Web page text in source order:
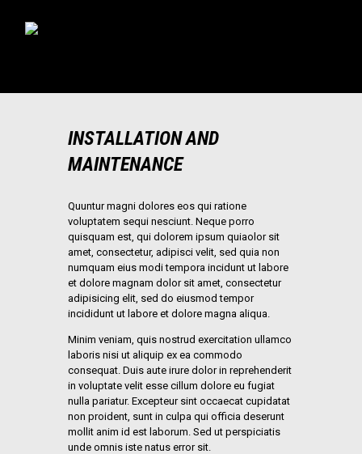
BLOG
CONTACTO
INSTALLATION AND
MAINTENANCE
Quuntur magni dolores eos qui ratione
voluptatem sequi nesciunt. Neque porro
quisquam est, qui dolorem ipsum quiaolor sit
amet, consectetur, adipisci velit, sed quia non
numquam eius modi tempora incidunt ut labore
et dolore magnam dolor sit amet, consectetur
adipisicing elit, sed do eiusmod tempor
incididunt ut labore et dolore magna aliqua.
Minim veniam, quis nostrud exercitation ullamco
laboris nisi ut aliquip ex ea commodo
consequat. Duis aute irure dolor in reprehenderit
in voluptate velit esse cillum dolore eu fugiat
nulla pariatur. Excepteur sint occaecat cupidatat
non proident, sunt in culpa qui officia deserunt
mollit anim id est laborum. Sed ut perspiciatis
unde omnis iste natus error sit.